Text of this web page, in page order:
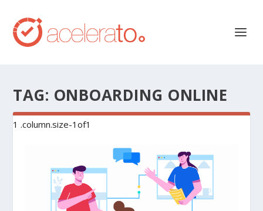
TAG: ONBOARDING ONLINE